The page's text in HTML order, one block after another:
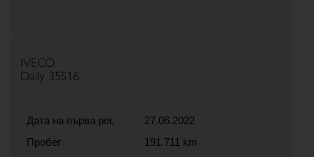
IVECO
Daily 35S16
Дата на първа рег.
27.06.2022
Пробег
191.711 km